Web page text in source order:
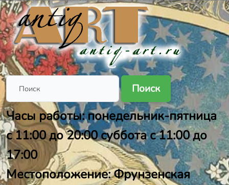
Поиск
Часы работы: понедельник-пятница
с 11:00 до 20:00 суббота с 11:00 до
17:00
Местоположение: Фрунзенская